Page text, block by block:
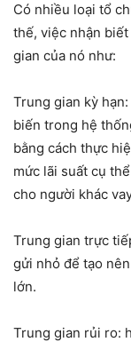
Có nhiều loại tổ
thế, việc nhận
gian của nó như:
Trung gian kỳ
biến trong hệ
bằng cách thực
mức lãi suất cụ
cho người khác
Trung gian trực
gửi nhỏ để tạo
lớn.
Trung gian rủi ro: